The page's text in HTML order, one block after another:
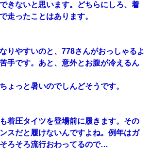
きないと思います。どちらにしろ、着
走ったことはあります。
りやすいのと、778さんがおっしゃるよ
手です。あと、意外とお腹が冷えるん
ょっと暑いのでしんどそうです。
着圧タイツを登場前に履きます。その
スだと履けないんですよね。例年はガ
ろそろ流行おわってるので…